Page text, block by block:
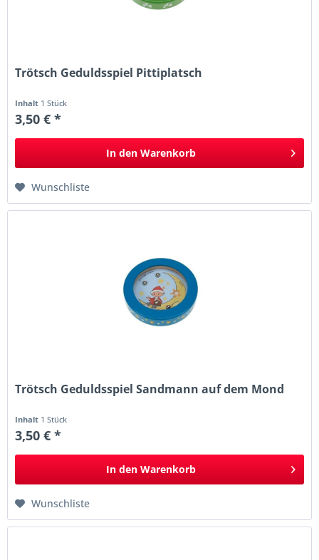
Trötsch Geduldsspiel Pittiplatsch
Inhalt 1 Stück
3,50 € *
In den Warenkorb
Wunschliste
Trötsch Geduldsspiel Sandmann auf dem Mond
Inhalt 1 Stück
3,50 € *
In den Warenkorb
Wunschliste